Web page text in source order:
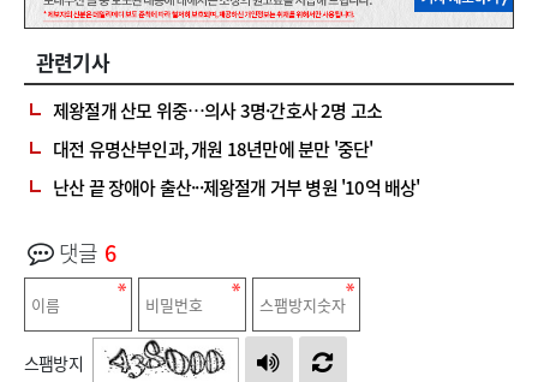
관련기사
제왕절개 산모 위중…의사 3명·간호사 2명 고소
대전 유명산부인과, 개원 18년만에 분만 '중단'
난산 끝 장애아 출산···제왕절개 거부 병원 '10억 배상'
댓글 6
스팸방지